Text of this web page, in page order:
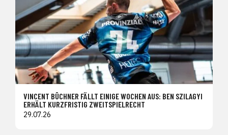
VINCENT BÜCHNER FÄLLT EINIGE WOCHEN AUS: BEN SZILAGYI
ERHÄLT KURZFRISTIG ZWEITSPIELRECHT
29.07.26